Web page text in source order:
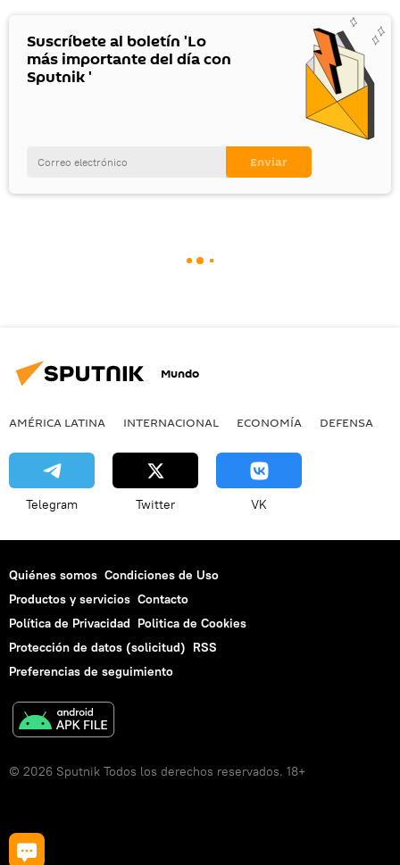
Suscríbete al boletín 'Lo
más importante del día con
Sputnik '
Mundo
AMÉRICA LATINA INTERNACIONAL ECONOMÍA DEFENSA
Telegram Twitter VK
Quiénes somos Condiciones de Uso
Productos y servicios Contacto
Política de Privacidad Politica de Cookies
Protección de datos (solicitud) RSS
Preferencias de seguimiento
© 2026 Sputnik Todos los derechos reservados. 18+